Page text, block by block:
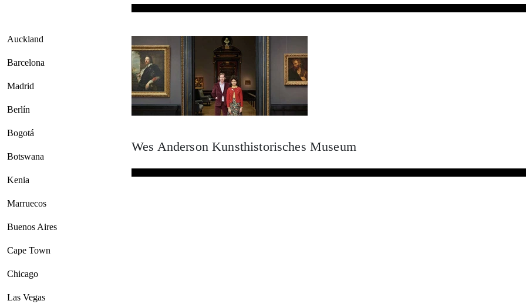
Auckland
Barcelona
Madrid
Berlín
Bogotá
Botswana
Kenia
Marruecos
Buenos Aires
Cape Town
Chicago
Las Vegas
Wes Anderson Kunsthistorisches Museum